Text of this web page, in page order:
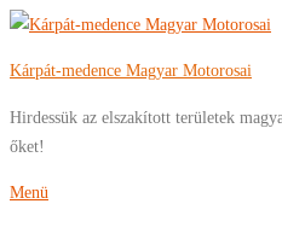
Tovább
tartalomhoz
Kárpát-medence Magyar Motorosai
Hirdessük az elszakított területek
őket!
Menü